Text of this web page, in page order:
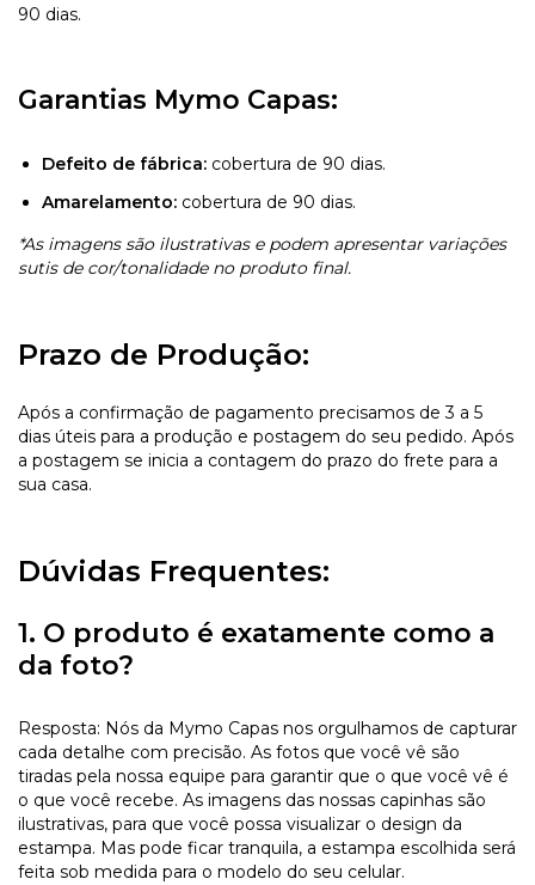
90 dias.
Garantias Mymo Capas:
Defeito de fábrica: cobertura de 90 dias.
Amarelamento: cobertura de 90 dias.
*As imagens são ilustrativas e podem apresentar variações
sutis de cor/tonalidade no produto final.
Prazo de Produção:
Após a confirmação de pagamento precisamos de 3 a 5
dias úteis para a produção e postagem do seu pedido. Após
a postagem se inicia a contagem do prazo do frete para a
sua casa.
Dúvidas Frequentes:
1. O produto é exatamente como a
da foto?
Resposta: Nós da Mymo Capas nos orgulhamos de capturar
cada detalhe com precisão. As fotos que você vê são
tiradas pela nossa equipe para garantir que o que você vê é
o que você recebe. As imagens das nossas capinhas são
ilustrativas, para que você possa visualizar o design da
estampa. Mas pode ficar tranquila, a estampa escolhida será
feita sob medida para o modelo do seu celular.